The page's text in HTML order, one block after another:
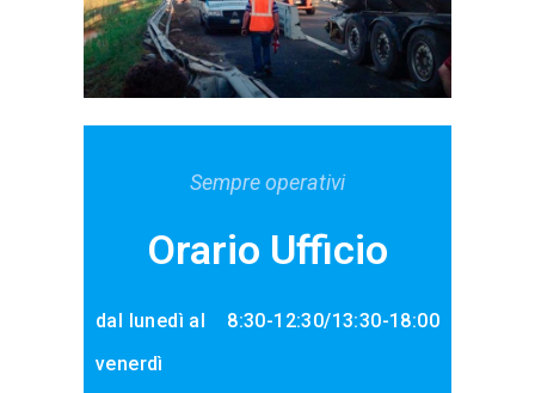
Sempre operativi
Orario Ufficio
dal lunedì al
venerdì
8:30-12:30/13:30-18:00